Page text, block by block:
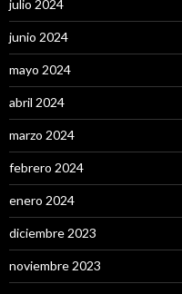
julio 2024
junio 2024
mayo 2024
abril 2024
marzo 2024
febrero 2024
enero 2024
diciembre 2023
noviembre 2023